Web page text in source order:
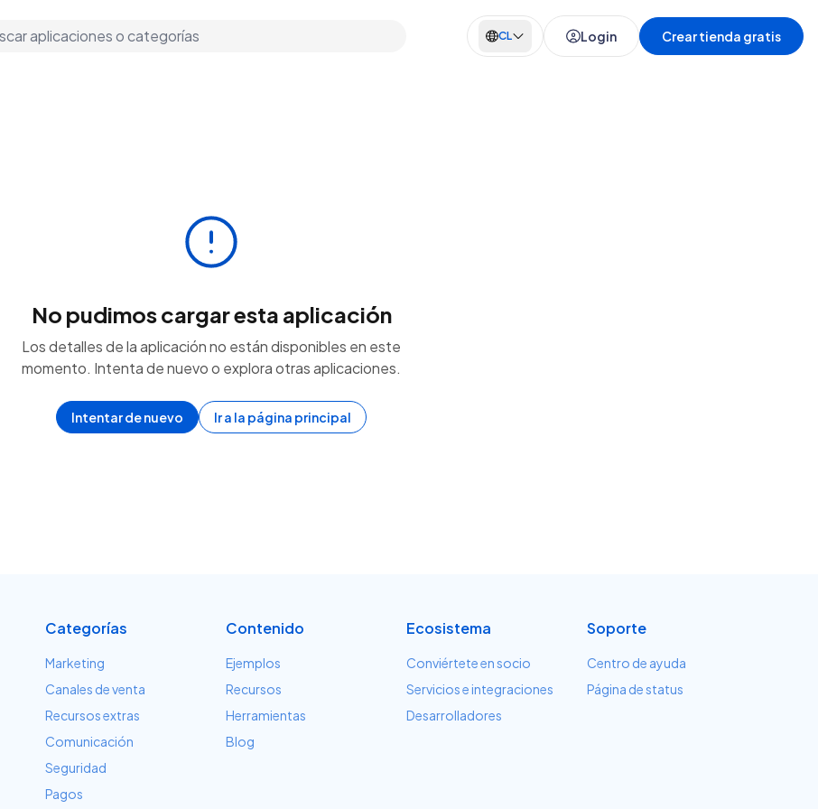
CL Login Crear tienda gratis
No pudimos cargar esta aplicación
Los detalles de la aplicación no están disponibles en este
momento. Intenta de nuevo o explora otras aplicaciones.
Intentar de nuevo Ir a la página principal
Categorías
Marketing
Canales de venta
Recursos extras
Comunicación
Seguridad
Pagos
Contenido
Ejemplos
Recursos
Herramientas
Blog
Ecosistema
Conviértete en socio
Servicios e integraciones
Desarrolladores
Soporte
Centro de ayuda
Página de status